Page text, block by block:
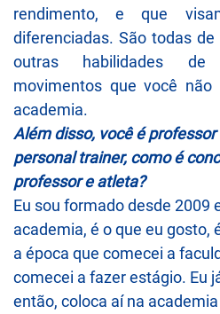
rendimento, e que
diferenciadas. São todas
outras habilidades de
movimentos que você
academia.
Além disso, você é
personal trainer, como é
professor e atleta?
Eu sou formado desde 2009
academia, é o que eu gosto,
a época que comecei a
comecei a fazer estágio. Eu
então, coloca aí na